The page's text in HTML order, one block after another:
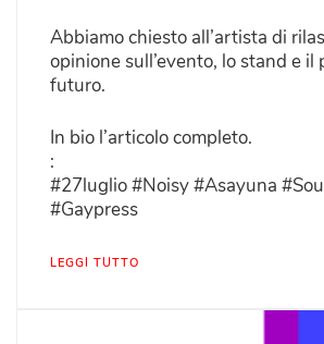
Abbiamo chiesto all’artista di
opinione sull’evento, lo stand e il
futuro.
In bio l’articolo completo.
:
#27luglio #Noisy #Asayuna
#Gaypress
LEGGI TUTTO